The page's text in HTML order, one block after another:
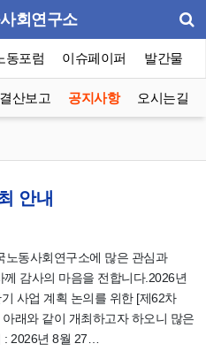
회연구소
동포럼 이슈페이퍼 발간물
결산보고 공지사항 오시는길
안내
노동사회연구소에 많은 관심과
감사의 마음을 전합니다.2026년
사업 계획 논의를 위한 [제62차
래와 같이 개최하고자 하오니 많은
2026년 8월 27…